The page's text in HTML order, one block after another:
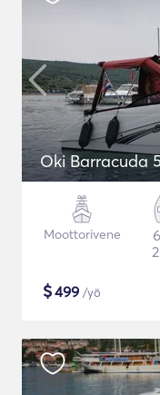
Oki Barracuda
Moottorivene
$499 /yö